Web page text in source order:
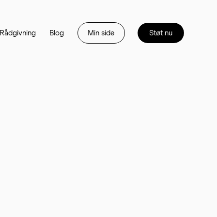
Rådgivning​​​​‌ ‍ ​‍​‍‌‍ ‌ ​‍‌‍‍‌‌‍‌ ‌‍‍‌‌‍ ‍​‍​‍​ ‍‍​‍​‍‌ ​ ‌‍​‌‌‍ ‍‌‍‍‌‌ ‌​‌ ‍‌​‍ ‍‌‍‍‌‌‍ ​‍​‍​‍ ​​‍​‍‌‍‍​‌ ​‍‌‍‌‌‌‍‌‍​‍​‍​ ‍‍​‍​‍‌‍‍​‌ ‌​‌ ‌​‌ ​​​ ‍‍​‍ ​‍ ‌‍ ​‌‍ ‌‍​ ‌‍​‌‌‍ ​‌‍‍​‌‍ ‌ ​ ‌ ‌​​ ‍‍​ ​ ​ ​ ​ ​ ​ ​ ​‍ ‌‍‍‌‌‍ ‍‌ ‌​‌‍‌‌‌‍ ‍‌ ‌​​‍ ‌‍‌‌‌‍‌​‌‍‍‌‌ ‌​​‍ ‌‍ ‌‌‍ ‌‍‌​‌‍‌‌​ ‌‌ ​​‌ ​‍‌‍‌‌‌ ​ ‌‍‌‌‌‍ ‍‌ ‌​‌‍​‌‌ ‌​‌‍‍‌‌‍ ‌‍ ‍​ ‍ ‌‍‍‌‌‍‌​​ ‌‌ ​ ‌‍‍‌‌ ‌​‌‍‌‌‌‌ ‌ ​ ‌‍‌‌‌ ‌​‌ ‌​‌‍‍‌‌‍ ‍‌‍‌ ‌ ​ ​ ‍ ‌ ‌​‌ ‍‌‌ ​​‌‍‌‌​ ‌‌ ​ ‌‍‍‌‌ ‌​‌‍‌‌‌‌ ‌ ​ ‌‍‌‌‌ ‌​‌ ‌​‌‍‍‌‌‍ ‍‌‍‌ ‌ ​ ​ ‍ ‌ ​​‌‍​‌‌ ‌​‌‍‍​​ ‌‌‍ ‌‌‍​‌‌‍‍‌‌‍ ‍‌‌ ‌‍ ‍‌‍​‌‌ ‌‍‌‍‍‌‌‍‌ ‌‍​‌‌ ‌​‌‍‍‌‌‍ ‌‍ ‍​‍‌‌​ ‌‌‌​​‍‌‌ ‌‍‍ ‌‍‌‌‌ ‍‌​‍‌‌​ ​ ‌​‌​​‍‌‌​ ​ ‌​‌​​‍‌‌​ ​‍​ ​‍​ ​​‌‍‌​​ ‌ ​ ‍​‌‍​‍‌‍‌‌​ ​​​ ‍‌​ ​‌‌‍​ ​ ‌‍​ ​ ​‍‌‌​ ​‍​ ​‍​‍‌‌​ ‌‌‌​‌​​‍ ‍‌ ‌​‌‍‍‌‌ ‌​‌‍ ​‌‍‌‌​ ‌‍​‍‌‍​‌‌ ​ ‌‍‌‌‌‌‌‌‌ ​‍‌‍ ​​ ‌‌‍‍​‌ ‌​‌ ‌​‌ ​​​‍‌‌​ ​ ‌​​‌​‍‌‌​ ​‍‌​‌‍​‍‌‌​ ​‍‌​‌‍‌‍ ​‌‍ ‌‍​ ‌‍​‌‌‍ ​‌‍‍​‌‍ ‌ ​ ‌ ‌​​‍‌‌​ ​ ‌​​‌​ ​ ​ ​ ​ ​ ​ ​ ​‍‌‍‌‍‍‌‌‍‌​​ ‌‌ ​ ‌‍‍‌‌ ‌​‌‍‌‌‌‌ ‌ ​ ‌‍‌‌‌ ‌​‌ ‌​‌‍‍‌‌‍ ‍‌‍‌ ‌ ​ ​‍‌‍‌ ‌​‌ ‍‌‌ ​​‌‍‌‌​ ‌‌ ​ ‌‍‍‌‌ ‌​‌‍‌‌‌‌ ‌ ​ ‌‍‌‌‌ ‌​‌ ‌​‌‍‍‌‌‍ ‍‌‍‌ ‌ ​ ​‍‌‍‌ ​​‌‍​‌‌ ‌​‌‍‍​​ ‌‌‍ ‌‌‍​‌‌‍‍‌‌‍ ‍‌‌ ‌‍ ‍‌‍​‌‌ ‌‍‌‍‍‌‌‍‌ ‌‍​‌‌ ‌​‌‍‍‌‌‍ ‌‍ ‍​‍‌‌​ ‌‌‌​​‍‌‌ ‌‍‍ ‌‍‌‌‌ ‍‌​‍‌‌​ ​ ‌​‌​​‍‌‌​ ​ ‌​‌​​‍‌‌​ ​‍​ ​‍​ ​​‌‍‌​​ ‌ ​ ‍​‌‍​‍‌‍‌‌​ ​​​ ‍‌​ ​‌‌‍​ ​ ‌‍​ ​ ​‍‌‌​ ​‍​ ​‍​‍‌‌​ ‌‌‌​‌​​‍ ‍‌ ‌​‌‍‍‌‌ ‌​‌‍ ​‌‍‌‌​‍‌‍‌ ​​‌‍‌‌‌ ​‍‌ ​ ‌ ​​‌‍‌‌‌‍​ ‌ ‌​‌‍‍‌‌ ‌‍‌‍‌‌​ ‌‌ ​​‌ ‌‌‌‍​‍‌‍ ​‌‍‍‌‌ ​ ‌‍‍​‌‍‌‌‌‍‌​​‍​‍‌ ‌ Blog​​​​‌ ‍ ​‍​‍‌‍ ‌ ​‍‌‍‍‌‌‍‌ ‌‍‍‌‌‍ ‍​‍​‍​ ‍‍​‍​‍‌ ​ ‌‍​‌‌‍ ‍‌‍‍‌‌ ‌​‌ ‍‌​‍ ‍‌‍‍‌‌‍ ​‍​‍​‍ ​​‍​‍‌‍‍​‌ ​‍‌‍‌‌‌‍‌‍​‍​‍​ ‍‍​‍​‍‌‍‍​‌ ‌​‌ ‌​‌ ​​​ ‍‍​‍ ​‍ ‌‍ ​‌‍ ‌‍​ ‌‍​‌‌‍ ​‌‍‍​‌‍ ‌ ​ ‌ ‌​​ ‍‍​ ​ ​ ​ ​ ​ ​ ​ ​‍ ‌‍‍‌‌‍ ‍‌ ‌​‌‍‌‌‌‍ ‍‌ ‌​​‍ ‌‍‌‌‌‍‌​‌‍‍‌‌ ‌​​‍ ‌‍ ‌‌‍ ‌‍‌​‌‍‌‌​ ‌‌ ​​‌ ​‍‌‍‌‌‌ ​ ‌‍‌‌‌‍ ‍‌ ‌​‌‍​‌‌ ‌​‌‍‍‌‌‍ ‌‍ ‍​ ‍ ‌‍‍‌‌‍‌​​ ‌‌ ​ ‌‍‍‌‌ ‌​‌‍‌‌‌‌ ‌ ​ ‌‍‌‌‌ ‌​‌ ‌​‌‍‍‌‌‍ ‍‌‍‌ ‌ ​ ​ ‍ ‌ ‌​‌ ‍‌‌ ​​‌‍‌‌​ ‌‌ ​ ‌‍‍‌‌ ‌​‌‍‌‌‌‌ ‌ ​ ‌‍‌‌‌ ‌​‌ ‌​‌‍‍‌‌‍ ‍‌‍‌ ‌ ​ ​ ‍ ‌ ​​‌‍​‌‌ ‌​‌‍‍​​ ‌‌‍ ‌‌‍​‌‌‍‍‌‌‍ ‍‌‌ ‌‍ ‍‌‍​‌‌ ‌‍‌‍‍‌‌‍‌ ‌‍​‌‌ ‌​‌‍‍‌‌‍ ‌‍ ‍​‍‌‌​ ‌‌‌​​‍‌‌ ‌‍‍ ‌‍‌‌‌ ‍‌​‍‌‌​ ​ ‌​‌​​‍‌‌​ ​ ‌​‌​​‍‌‌​ ​‍​ ​‍‌‍‌‍​ ‍‌‌‍‌‍​ ​‍‌‍‌‍‌‍​‌​ ​​‌‍​‌​ ‍‌​ ​‌​ ​ ‌‍‌‍​‍‌‌​ ​‍​ ​‍​‍‌‌​ ‌‌‌​‌​​‍ ‍‌ ‌​‌‍‍‌‌ ‌​‌‍ ​‌‍‌‌​ ‌‍​‍‌‍​‌‌ ​ ‌‍‌‌‌‌‌‌‌ ​‍‌‍ ​​ ‌‌‍‍​‌ ‌​‌ ‌​‌ ​​​‍‌‌​ ​ ‌​​‌​‍‌‌​ ​‍‌​‌‍​‍‌‌​ ​‍‌​‌‍‌‍ ​‌‍ ‌‍​ ‌‍​‌‌‍ ​‌‍‍​‌‍ ‌ ​ ‌ ‌​​‍‌‌​ ​ ‌​​‌​ ​ ​ ​ ​ ​ ​ ​ ​‍‌‍‌‍‍‌‌‍‌​​ ‌‌ ​ ‌‍‍‌‌ ‌​‌‍‌‌‌‌ ‌ ​ ‌‍‌‌‌ ‌​‌ ‌​‌‍‍‌‌‍ ‍‌‍‌ ‌ ​ ​‍‌‍‌ ‌​‌ ‍‌‌ ​​‌‍‌‌​ ‌‌ ​ ‌‍‍‌‌ ‌​‌‍‌‌‌‌ ‌ ​ ‌‍‌‌‌ ‌​‌ ‌​‌‍‍‌‌‍ ‍‌‍‌ ‌ ​ ​‍‌‍‌ ​​‌‍​‌‌ ‌​‌‍‍​​ ‌‌‍ ‌‌‍​‌‌‍‍‌‌‍ ‍‌‌ ‌‍ ‍‌‍​‌‌ ‌‍‌‍‍‌‌‍‌ ‌‍​‌‌ ‌​‌‍‍‌‌‍ ‌‍ ‍​‍‌‌​ ‌‌‌​​‍‌‌ ‌‍‍ ‌‍‌‌‌ ‍‌​‍‌‌​ ​ ‌​‌​​‍‌‌​ ​ ‌​‌​​‍‌‌​ ​‍​ ​‍‌‍‌‍​ ‍‌‌‍‌‍​ ​‍‌‍‌‍‌‍​‌​ ​​‌‍​‌​ ‍‌​ ​‌​ ​ ‌‍‌‍​‍‌‌​ ​‍​ ​‍​‍‌‌​ ‌‌‌​‌​​‍ ‍‌ ‌​‌‍‍‌‌ ‌​‌‍ ​‌‍‌‌​‍‌‍‌ ​​‌‍‌‌‌ ​‍‌ ​ ‌ ​​‌‍‌‌‌‍​ ‌ ‌​‌‍‍‌‌ ‌‍‌‍‌‌​ ‌‌ ​​‌ ‌‌‌‍​‍‌‍ ​‌‍‍‌‌ ​ ‌‍‍​‌‍‌‌‌‍‌​​‍​‍‌ ‌ Min side​​​​‌ ‍ ​‍​‍‌‍ ‌ ​‍‌‍‍‌‌‍‌ ‌‍‍‌‌‍ ‍​‍​‍​ ‍‍​‍​‍‌ ​ ‌‍​‌‌‍ ‍‌‍‍‌‌ ‌​‌ ‍‌​‍ ‍‌‍‍‌‌‍ ​‍​‍​‍ ​​‍​‍‌‍‍​‌ ​‍‌‍‌‌‌‍‌‍​‍​‍​ ‍‍​‍​‍‌‍‍​‌ ‌​‌ ‌​‌ ​​​ ‍‍​‍ ​‍ ‌‍ ​‌‍ ‌‍​ ‌‍​‌‌‍ ​‌‍‍​‌‍ ‌ ​ ‌ ‌​​ ‍‍​ ​ ​ ​ ​ ​ ​ ​ ​‍ ‌‍‍‌‌‍ ‍‌ ‌​‌‍‌‌‌‍ ‍‌ ‌​​‍ ‌‍‌‌‌‍‌​‌‍‍‌‌ ‌​​‍ ‌‍ ‌‌‍ ‌‍‌​‌‍‌‌​ ‌‌ ​​‌ ​‍‌‍‌‌‌ ​ ‌‍‌‌‌‍ ‍‌ ‌​‌‍​‌‌ ‌​‌‍‍‌‌‍ ‌‍ ‍​ ‍ ‌‍‍‌‌‍‌​​ ‌‌‍‌​‌‍​‌‌ ​ ‌‍‍​‌‍​‍‌‍ ‌‍​‌‌ ​‍‌‍‌​​ ‍ ‌ ‌​‌ ‍‌‌ ​​‌‍‌‌​ ‌‌‍‌​‌‍​‌‌ ​ ‌‍‍​‌‍​‍‌‍ ‌‍​‌‌ ​‍‌‍‌​​ ‍ ‌ ​​‌‍​‌‌ ‌​‌‍‍​​ ‌‌‍‌​‌‍​‌‌ ​ ‌‍‍​‌‍​‍‌‍ ‌‍​‌‌ ​‍‌‍‌​‌‌ ‌‍ ​‌‍​‌‌‍​‍‌‍‌‌‌‍ ​​ ‌‍​‍‌‍​‌‌ ​ ‌‍‌‌‌‌‌‌‌ ​‍‌‍ ​​ ‌‌‍‍​‌ ‌​‌ ‌​‌ ​​​‍‌‌​ ​ ‌​​‌​‍‌‌​ ​‍‌​‌‍​‍‌‌​ ​‍‌​‌‍‌‍ ​‌‍ ‌‍​ ‌‍​‌‌‍ ​‌‍‍​‌‍ ‌ ​ ‌ ‌​​‍‌‌​ ​ ‌​​‌​ ​ ​ ​ ​ ​ ​ ​ ​‍‌‍‌‍‍‌‌‍‌​​ ‌‌‍‌​‌‍​‌‌ ​ ‌‍‍​‌‍​‍‌‍ ‌‍​‌‌ ​‍‌‍‌​​‍‌‍‌ ‌​‌ ‍‌‌ ​​‌‍‌‌​ ‌‌‍‌​‌‍​‌‌ ​ ‌‍‍​‌‍​‍‌‍ ‌‍​‌‌ ​‍‌‍‌​​‍‌‍‌ ​​‌‍​‌‌ ‌​‌‍‍​​ ‌‌‍‌​‌‍​‌‌ ​ ‌‍‍​‌‍​‍‌‍ ‌‍​‌‌ ​‍‌‍‌​‌‌ ‌‍ ​‌‍​‌‌‍​‍‌‍‌‌‌‍ ​​‍‌‍‌ ​​‌‍‌‌‌ ​‍‌ ​ ‌ ​​‌‍‌‌‌‍​ ‌ ‌​‌‍‍‌‌ ‌‍‌‍‌‌​ ‌‌ ​​‌ ‌‌‌‍​‍‌‍ ​‌‍‍‌‌ ​ ‌‍‍​‌‍‌‌‌‍‌​​‍​‍‌ ‌ Støt nu​​​​‌ ‍ ​‍​‍‌‍ ‌ ​‍‌‍‍‌‌‍‌ ‌‍‍‌‌‍ ‍​‍​‍​ ‍‍​‍​‍‌ ​ ‌‍​‌‌‍ ‍‌‍‍‌‌ ‌​‌ ‍‌​‍ ‍‌‍‍‌‌‍ ​‍​‍​‍ ​​‍​‍‌‍‍​‌ ​‍‌‍‌‌‌‍‌‍​‍​‍​ ‍‍​‍​‍‌‍‍​‌ ‌​‌ ‌​‌ ​​​ ‍‍​‍ ​‍ ‌‍ ​‌‍ ‌‍​ ‌‍​‌‌‍ ​‌‍‍​‌‍ ‌ ​ ‌ ‌​​ ‍‍​ ​ ​ ​ ​ ​ ​ ​ ​‍ ‌‍‍‌‌‍ ‍‌ ‌​‌‍‌‌‌‍ ‍‌ ‌​​‍ ‌‍‌‌‌‍‌​‌‍‍‌‌ ‌​​‍ ‌‍ ‌‌‍ ‌‍‌​‌‍‌‌​ ‌‌ ​​‌ ​‍‌‍‌‌‌ ​ ‌‍‌‌‌‍ ‍‌ ‌​‌‍​‌‌ ‌​‌‍‍‌‌‍ ‌‍ ‍​ ‍ ‌‍‍‌‌‍‌​​ ‌‌ ​ ‌‍‍‌‌ ‌​‌‍‌‌‌‌ ‌ ​ ‌‍‌‌‌ ‌​‌ ‌​‌‍‍‌‌‍ ‍‌‍‌ ‌ ​ ​ ‍ ‌ ‌​‌ ‍‌‌ ​​‌‍‌‌​ ‌‌ ​ ‌‍‍‌‌ ‌​‌‍‌‌‌‌ ‌ ​ ‌‍‌‌‌ ‌​‌ ‌​‌‍‍‌‌‍ ‍‌‍‌ ‌ ​ ​ ‍ ‌ ​​‌‍​‌‌ ‌​‌‍‍​​ ‌‌‍‌​‌‍ ‌‍ ‍‌‍​‌‌ ‌​‌‍‌‌‌‌ ‌‍ ​‌‍​‌‌‍​‍‌‍‌‌‌‍ ​​ ‌‍​‍‌‍​‌‌ ​ ‌‍‌‌‌‌‌‌‌ ​‍‌‍ ​​ ‌‌‍‍​‌ ‌​‌ ‌​‌ ​​​‍‌‌​ ​ ‌​​‌​‍‌‌​ ​‍‌​‌‍​‍‌‌​ ​‍‌​‌‍‌‍ ​‌‍ ‌‍​ ‌‍​‌‌‍ ​‌‍‍​‌‍ ‌ ​ ‌ ‌​​‍‌‌​ ​ ‌​​‌​ ​ ​ ​ ​ ​ ​ ​ ​‍‌‍‌‍‍‌‌‍‌​​ ‌‌ ​ ‌‍‍‌‌ ‌​‌‍‌‌‌‌ ‌ ​ ‌‍‌‌‌ ‌​‌ ‌​‌‍‍‌‌‍ ‍‌‍‌ ‌ ​ ​‍‌‍‌ ‌​‌ ‍‌‌ ​​‌‍‌‌​ ‌‌ ​ ‌‍‍‌‌ ‌​‌‍‌‌‌‌ ‌ ​ ‌‍‌‌‌ ‌​‌ ‌​‌‍‍‌‌‍ ‍‌‍‌ ‌ ​ ​‍‌‍‌ ​​‌‍​‌‌ ‌​‌‍‍​​ ‌‌‍‌​‌‍ ‌‍ ‍‌‍​‌‌ ‌​‌‍‌‌‌‌ ‌‍ ​‌‍​‌‌‍​‍‌‍‌‌‌‍ ​​‍‌‍‌ ​​‌‍‌‌‌ ​‍‌ ​ ‌ ​​‌‍‌‌‌‍​ ‌ ‌​‌‍‍‌‌ ‌‍‌‍‌‌​ ‌‌ ​​‌ ‌‌‌‍​‍‌‍ ​‌‍‍‌‌ ​ ‌‍‍​‌‍‌‌‌‍‌​​‍​‍‌ ‌